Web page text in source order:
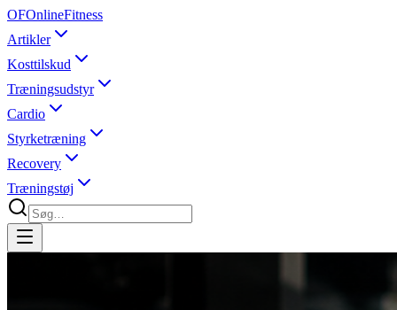
OFOnlineFitness
Artikler
Kosttilskud
Træningsudstyr
Cardio
Styrketræning
Recovery
Træningstøj